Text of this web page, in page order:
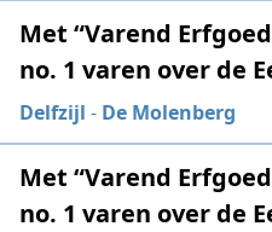
Met “Varend
no. 1 varen over de
Delfzijl - De Molenberg
Met “Varend
no. 1 varen over de